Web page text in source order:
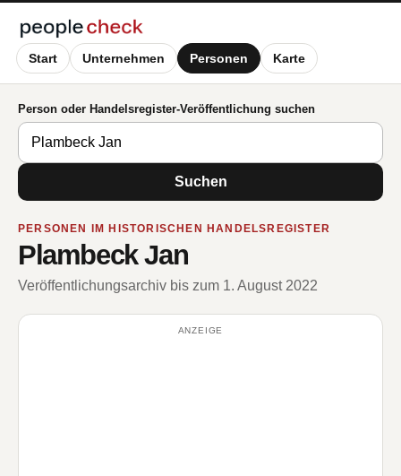
Start Unternehmen Personen Karte
Person oder Handelsregister-Veröffentlichung suchen
Suchen
PERSONEN IM HISTORISCHEN HANDELSREGISTER
Plambeck Jan
Veröffentlichungsarchiv bis zum 1. August 2022
ANZEIGE